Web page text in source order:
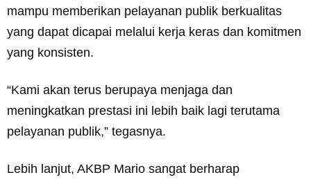
mampu memberikan pelayanan publik berkualitas
yang dapat dicapai melalui kerja keras dan komitmen
yang konsisten.
“Kami akan terus berupaya menjaga dan
meningkatkan prestasi ini lebih baik lagi terutama
pelayanan publik,” tegasnya.
Lebih lanjut, AKBP Mario sangat berharap